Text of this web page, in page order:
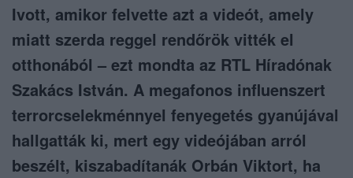
Ivott, amikor felvette azt a videót, amely
miatt szerda reggel rendőrök vitték el
otthonából – ezt mondta az RTL Híradónak
Szakács István. A megafonos influenszert
terrorcselekménnyel fenyegetés gyanújával
hallgatták ki, mert egy videójában arról
beszélt, kiszabadítanák Orbán Viktort, ha